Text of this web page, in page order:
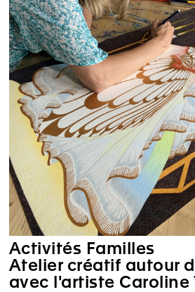
Activités Familles
Atelier créatif autour
avec l'artiste Caroline